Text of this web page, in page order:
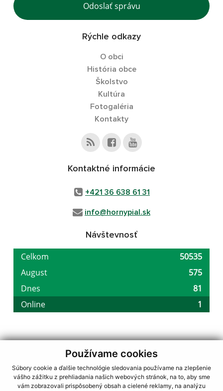
Používame cookies
Súbory cookie a ďalšie technológie sledovania používame na zlepšenie
vášho zážitku z prehliadania našich webových stránok, na to, aby sme
vám zobrazovali prispôsobený obsah a cielené reklamy, na analýzu
Odoslať správu
Rýchle odkazy
O obci
História obce
Školstvo
Kultúra
Fotogaléria
Kontakty
Kontaktné informácie
+421 36 638 61 31
info@hornypial.sk
Návštevnosť
využite možnosť získavania aktuálnych informácií s využitím RSS
CMS systém (redakčný) systém ECHELON 2,
Mapa stránok web portál
webhosting, webex.digital, s.r.o.,domény,registrácia domény,
spoločnosť webex.digital, s.r.o.,technický prevádzkovateľ